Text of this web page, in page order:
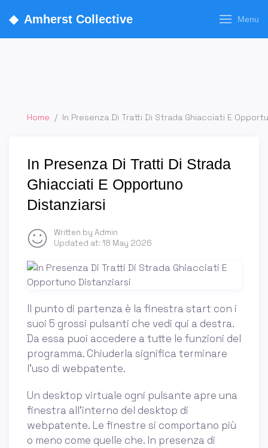
◆ Amherst Collective Menu
Home / In Presenza Di Tratti Di Strada Ghiacciati E
In Presenza Di Tratti Di Strada
Ghiacciati E Opportuno
Distanziarsi
Written by Admin
Updated at: 18 May 2026
Il punto di partenza è la finestra start con i
suoi 5 grossi pulsanti che vedi qui a destra.
Da essa puoi accedere a tutte le funzioni del
programma. Chiuderla significa terminare
l'uso di webpatente.
Un desktop virtuale ogni pulsante apre una
finestra all'interno del desktop di
webpatente. Le finestre si comportano più
o meno come quelle che. In presenza di